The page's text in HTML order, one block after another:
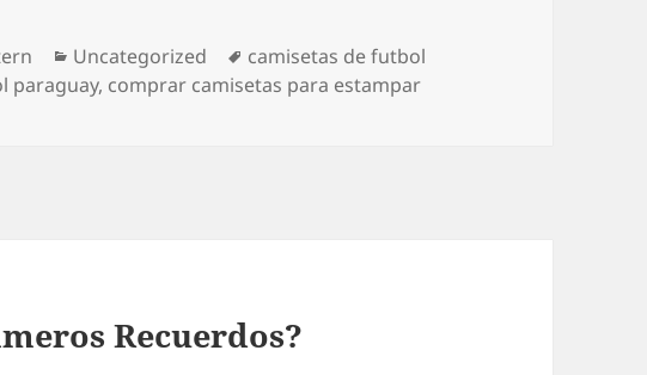
Categorías
Uncategorized Etiquetas
camisetas de futbol
paraguay, comprar camisetas para estampar
Recuerdos?